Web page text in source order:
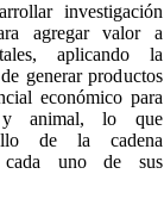
investigación
agregar valor a
aplicando la
generar productos
económico para
y animal, lo que
de la cadena
cada uno de sus